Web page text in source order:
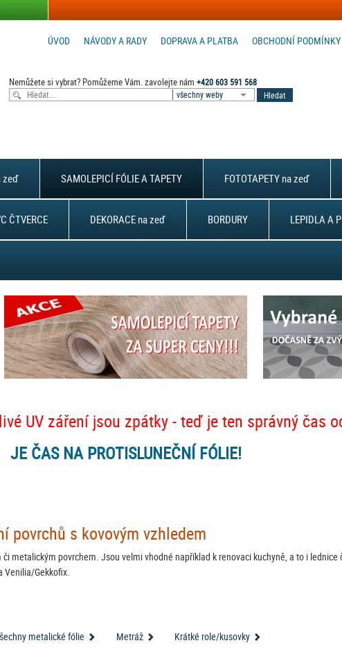
OBCHODNÍ PODMÍNKY
DOPRAVA A PLATBA
NÁVODY A RADY
ÚVOD
Nemůžete si vybrat? Pomůžeme Vám. zavolejte nám+420 603 591 568
všechny weby
zeď SAMOLEPICÍ FÓLIE A TAPETY FOTOTAPETY na zeď
ČTVERCE DEKORACE na zeď BORDURY LEPIDLA A
UV záření jsou zpátky - teď je ten správný čas
JE ČAS NA PROTISLUNEČNÍ FÓLIE!
povrchů s kovovým vzhledem
metalickým povrchem. Jsou velmi vhodné například k renovaci kuchyně, a to i
Venilia/Gekkofix.
metalické fólie Metráž Krátké role/kusovky